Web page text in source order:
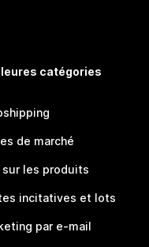
catégories
de marché
sur les produits
incitatives et lots
par e-mail